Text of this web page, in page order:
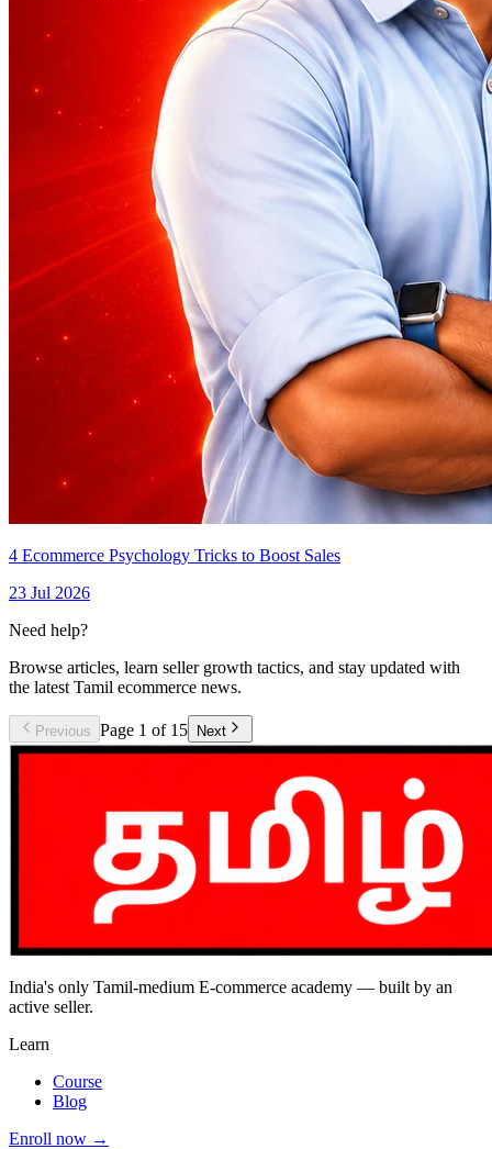
4 Ecommerce Psychology Tricks to Boost Sales
23 Jul 2026
Need help?
Browse articles, learn seller growth tactics, and stay updated with
the latest Tamil ecommerce news.
Previous Page 1 of 15 Next
India's only Tamil-medium E-commerce academy — built by an
active seller.
Learn
Course
Blog
Enroll now →